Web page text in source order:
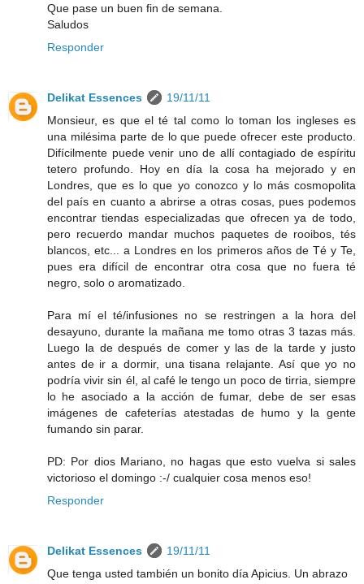
Que pase un buen fin de semana.
Saludos
Responder
Delikat Essences
19/11/11
Monsieur, es que el té tal como lo toman los ingleses es
una milésima parte de lo que puede ofrecer este producto.
Difícilmente puede venir uno de allí contagiado de espíritu
tetero profundo. Hoy en día la cosa ha mejorado y en
Londres, que es lo que yo conozco y lo más cosmopolita
del país en cuanto a abrirse a otras cosas, pues podemos
encontrar tiendas especializadas que ofrecen ya de todo,
pero recuerdo mandar muchos paquetes de rooibos, tés
blancos, etc... a Londres en los primeros años de Té y Te,
pues era difícil de encontrar otra cosa que no fuera té
negro, solo o aromatizado.
Para mí el té/infusiones no se restringen a la hora del
desayuno, durante la mañana me tomo otras 3 tazas más.
Luego la de después de comer y las de la tarde y justo
antes de ir a dormir, una tisana relajante. Así que yo no
podría vivir sin él, al café le tengo un poco de tirria, siempre
lo he asociado a la acción de fumar, debe de ser esas
imágenes de cafeterías atestadas de humo y la gente
fumando sin parar.
PD: Por dios Mariano, no hagas que esto vuelva si sales
victorioso el domingo :-/ cualquier cosa menos eso!
Responder
Delikat Essences
19/11/11
Que tenga usted también un bonito día Apicius. Un abrazo